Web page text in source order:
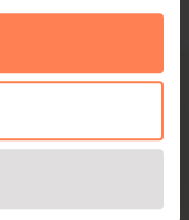
het oude hout.
en gaan